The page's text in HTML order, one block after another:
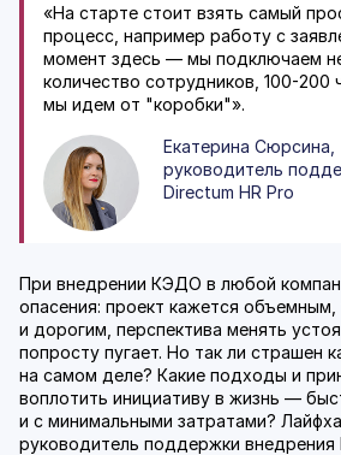
«На старте стоит взять самый
процесс, например работу с
момент здесь — мы подключаем
количество сотрудников, 100-200
мы идем от "коробки"».
Екатерина Сюрсина,
руководитель
Directum HR Pro
При внедрении КЭДО в любой
опасения: проект кажется
и дорогим, перспектива менять
попросту пугает. Но так ли страшен
на самом деле? Какие подходы и
воплотить инициативу в жизнь —
и с минимальными затратами?
руководитель поддержки внедрения